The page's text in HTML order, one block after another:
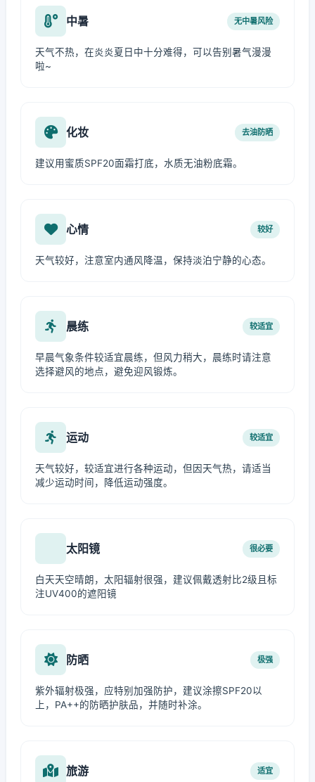
中暑 无中暑风险
天气不热，在炎炎夏日中十分难得，可以告别暑气漫漫
啦~
化妆 去油防晒
建议用蜜质SPF20面霜打底，水质无油粉底霜。
心情 较好
天气较好，注意室内通风降温，保持淡泊宁静的心态。
晨练 较适宜
早晨气象条件较适宜晨练，但风力稍大，晨练时请注意
选择避风的地点，避免迎风锻炼。
运动 较适宜
天气较好，较适宜进行各种运动，但因天气热，请适当
减少运动时间，降低运动强度。
太阳镜 很必要
白天天空晴朗，太阳辐射很强，建议佩戴透射比2级且标
注UV400的遮阳镜
防晒 极强
紫外辐射极强，应特别加强防护，建议涂擦SPF20以
上，PA++的防晒护肤品，并随时补涂。
旅游 适宜